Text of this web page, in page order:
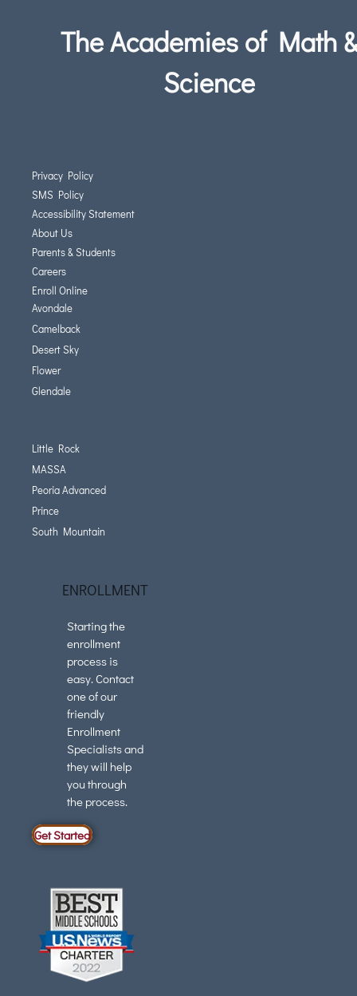
The Academies of Math &
Science
Privacy Policy
SMS Policy
Accessibility Statement
About Us
Parents & Students
Careers
Enroll Online
Avondale
Camelback
Desert Sky
Flower
Glendale
Little Rock
MASSA
Peoria Advanced
Prince
South Mountain
ENROLLMENT
Starting the
enrollment
process is
easy. Contact
one of our
friendly
Enrollment
Specialists and
they will help
you through
the process.
Get Started